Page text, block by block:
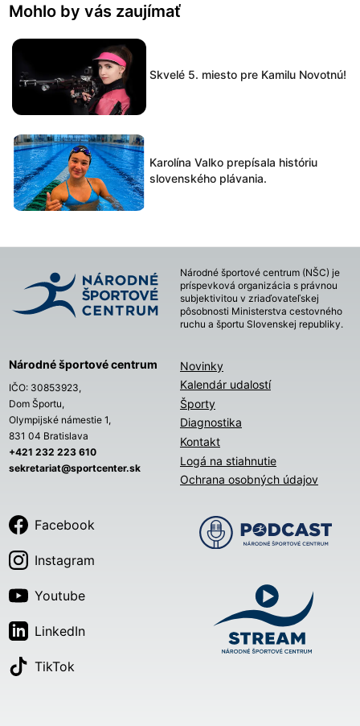
Mohlo by vás zaujímať
Skvelé 5. miesto pre Kamilu Novotnú!
Karolína Valko prepísala históriu
slovenského plávania.
Národné športové centrum (NŠC) je
príspevková organizácia s právnou
subjektivitou v zriaďovateľskej
pôsobnosti Ministerstva cestovného
ruchu a športu Slovenskej republiky.
Národné športové centrum
IČO: 30853923,
Dom Športu,
Olympijské námestie 1,
831 04 Bratislava
+421 232 223 610
sekretariat@sportcenter.sk
Novinky
Kalendár udalostí
Športy
Diagnostika
Kontakt
Logá na stiahnutie
Ochrana osobných údajov
Facebook
Instagram
Youtube
LinkedIn
TikTok